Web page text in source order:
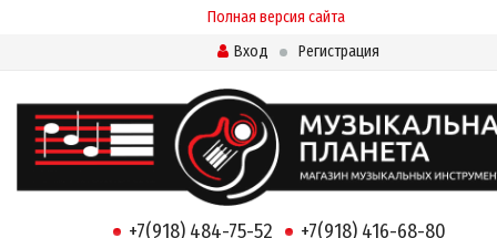
Полная версия сайта
Вход
Регистрация
+7(918) 484-75-52 +7(918) 416-68-80